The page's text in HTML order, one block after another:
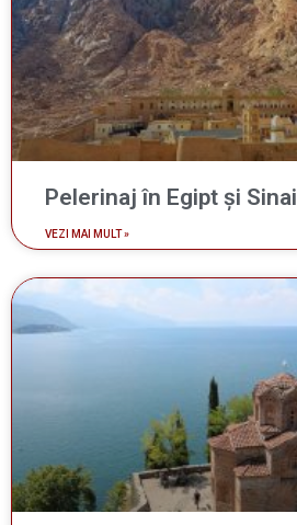
Pelerinaj în Egipt și Sinai
VEZI MAI MULT »